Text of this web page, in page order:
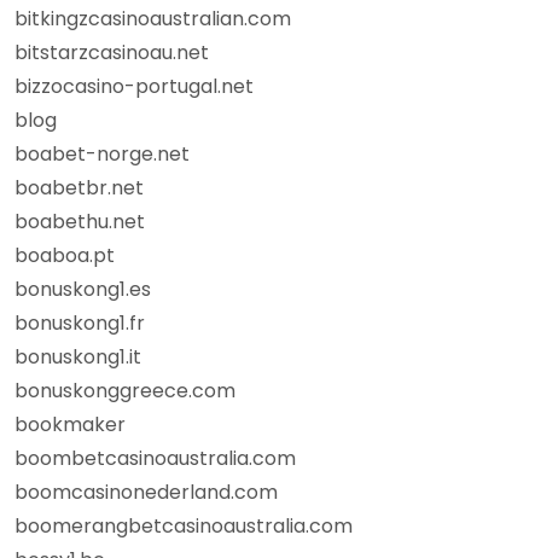
bitkingzcasinoaustralian.com
bitstarzcasinoau.net
bizzocasino-portugal.net
blog
boabet-norge.net
boabetbr.net
boabethu.net
boaboa.pt
bonuskong1.es
bonuskong1.fr
bonuskong1.it
bonuskonggreece.com
bookmaker
boombetcasinoaustralia.com
boomcasinonederland.com
boomerangbetcasinoaustralia.com